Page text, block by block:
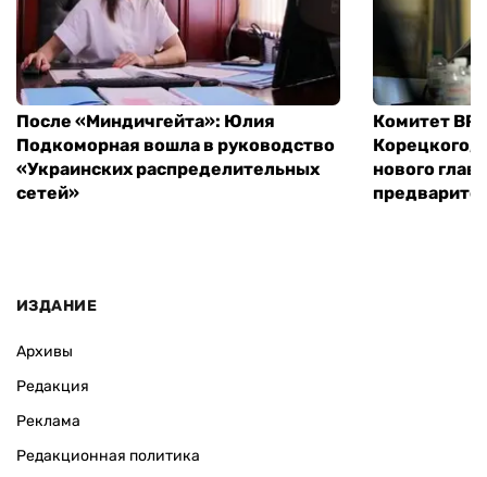
После «Миндичгейта»: Юлия
Подкоморная вошла в руководство
«Украинских распределительных
сетей»
Комитет ВР
Корецкого,
нового
ИЗДАНИЕ
Архивы
Редакция
Реклама
Редакционная политика